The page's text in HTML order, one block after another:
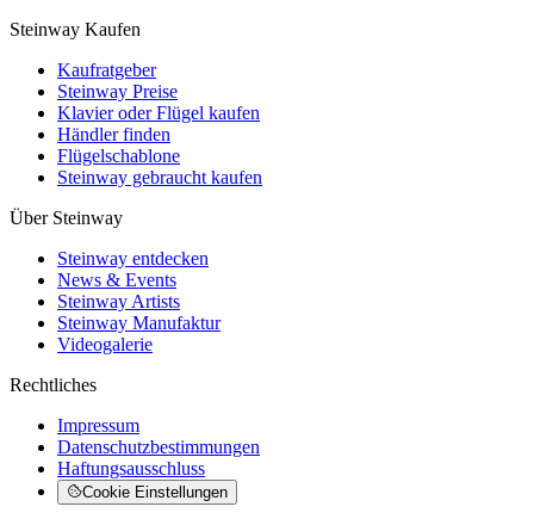
Steinway Kaufen
Kaufratgeber
Steinway Preise
Klavier oder Flügel kaufen
Händler finden
Flügelschablone
Steinway gebraucht kaufen
Über Steinway
Steinway entdecken
News & Events
Steinway Artists
Steinway Manufaktur
Videogalerie
Rechtliches
Impressum
Datenschutzbestimmungen
Haftungsausschluss
Cookie Einstellungen